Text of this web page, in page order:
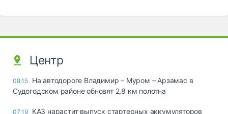
Центр
08:15 На автодороге Владимир – Муром – Арзамас в
Судогодском районе обновят 2,8 км полотна
07:19 КАЗ нарастит выпуск стартерных аккумуляторов